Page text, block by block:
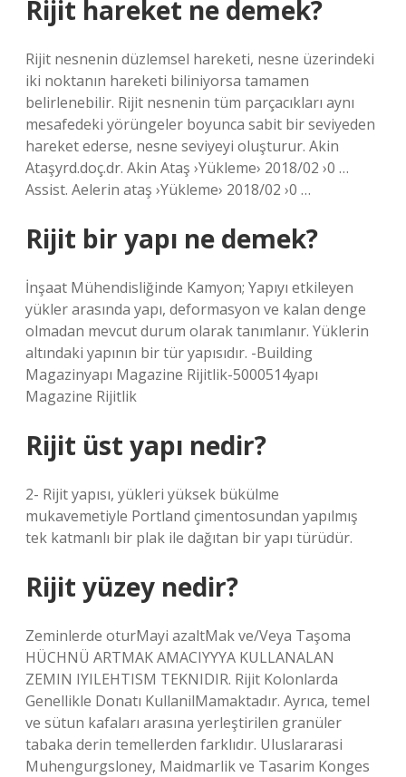
Rijit hareket ne demek?
Rijit nesnenin düzlemsel hareketi, nesne üzerindeki
iki noktanın hareketi biliniyorsa tamamen
belirlenebilir. Rijit nesnenin tüm parçacıkları aynı
mesafedeki yörüngeler boyunca sabit bir seviyeden
hareket ederse, nesne seviyeyi oluşturur. Akin
Ataşyrd.doç.dr. Akin Ataş ›Yükleme› 2018/02 ›0 …
Assist. Aelerin ataş ›Yükleme› 2018/02 ›0 …
Rijit bir yapı ne demek?
İnşaat Mühendisliğinde Kamyon; Yapıyı etkileyen
yükler arasında yapı, deformasyon ve kalan denge
olmadan mevcut durum olarak tanımlanır. Yüklerin
altındaki yapının bir tür yapısıdır. -Building
Magazinyapı Magazine Rijitlik-5000514yapı
Magazine Rijitlik
Rijit üst yapı nedir?
2- Rijit yapısı, yükleri yüksek bükülme
mukavemetiyle Portland çimentosundan yapılmış
tek katmanlı bir plak ile dağıtan bir yapı türüdür.
Rijit yüzey nedir?
Zeminlerde oturMayi azaltMak ve/Veya Taşoma
HÜCHNÜ ARTMAK AMACIYYYA KULLANALAN
ZEMIN IYILEHTISM TEKNIDIR. Rijit Kolonlarda
Genellikle Donatı KullanilMamaktadır. Ayrıca, temel
ve sütun kafaları arasına yerleştirilen granüler
tabaka derin temellerden farklıdır. Uluslararasi
Muhengurgsloney, Maidmarlik ve Tasarim Konges